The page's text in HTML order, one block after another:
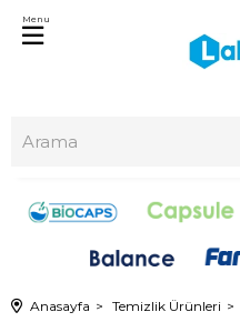
Menu
Anasayfa Temizlik Ürünleri